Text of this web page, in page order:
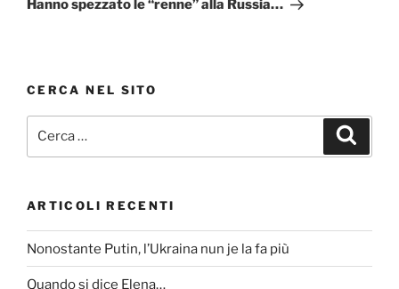
Hanno spezzato le “renne” alla Russia…
CERCA NEL SITO
ARTICOLI RECENTI
Nonostante Putin, l’Ukraina nun je la fa più
Quando si dice Elena…